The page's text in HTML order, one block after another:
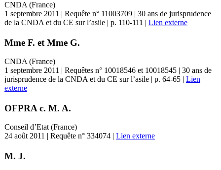
CNDA (France)
1 septembre 2011 | Requête n° 11003709 | 30 ans de jurisprudence
de la CNDA et du CE sur l’asile | p. 110-111 | Lien externe
Mme F. et Mme G.
CNDA (France)
1 septembre 2011 | Requêtes n° 10018546 et 10018545 | 30 ans de
jurisprudence de la CNDA et du CE sur l’asile | p. 64-65 | Lien
externe
OFPRA c. M. A.
Conseil d’Etat (France)
24 août 2011 | Requête n° 334074 | Lien externe
M. J.